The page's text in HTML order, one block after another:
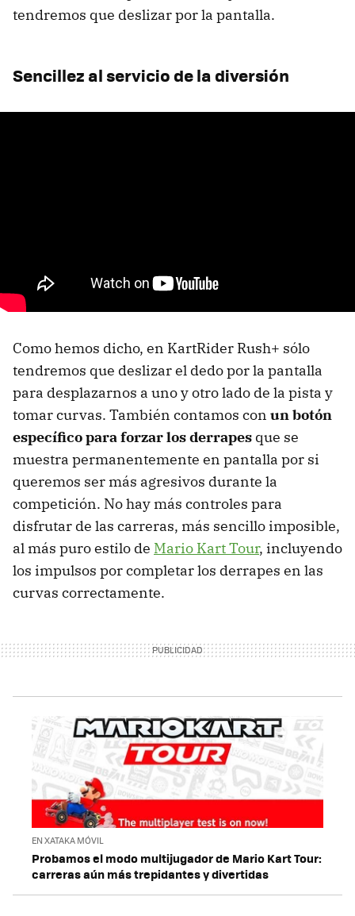
tendremos que deslizar por la pantalla.
Sencillez al servicio de la diversión
Como hemos dicho, en KartRider Rush+ sólo
tendremos que deslizar el dedo por la pantalla
para desplazarnos a uno y otro lado de la pista y
tomar curvas. También contamos con un botón
específico para forzar los derrapes que se
muestra permanentemente en pantalla por si
queremos ser más agresivos durante la
competición. No hay más controles para
disfrutar de las carreras, más sencillo imposible,
al más puro estilo de Mario Kart Tour, incluyendo
los impulsos por completar los derrapes en las
curvas correctamente.
EN XATAKA MÓVIL
Probamos el modo multijugador de Mario Kart Tour:
carreras aún más trepidantes y divertidas